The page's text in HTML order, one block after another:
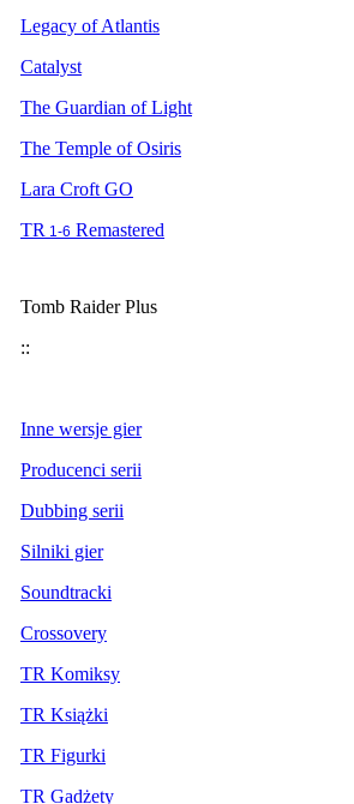
Legacy of Atlantis
Catalyst
The Guardian of Light
The Temple of Osiris
Lara Croft GO
TR 1-6 Remastered
Tomb Raider Plus
::
Inne wersje gier
Producenci serii
Dubbing serii
Silniki gier
Soundtracki
Crossovery
TR Komiksy
TR Książki
TR Figurki
TR Gadżety